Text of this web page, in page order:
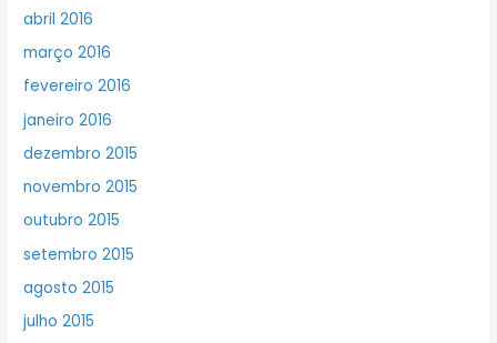
abril 2016
março 2016
fevereiro 2016
janeiro 2016
dezembro 2015
novembro 2015
outubro 2015
setembro 2015
agosto 2015
julho 2015